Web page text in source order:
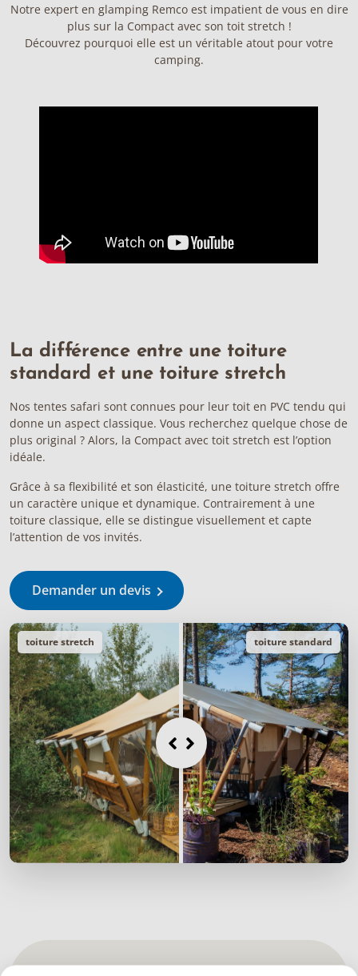
Notre expert en glamping Remco est impatient de vous en dire
plus sur la Compact avec son toit stretch !
Découvrez pourquoi elle est un véritable atout pour votre
camping.
toiture stretch toiture standard
La différence entre une toiture
standard et une toiture stretch
Nos tentes safari sont connues pour leur toit en PVC tendu qui
donne un aspect classique. Vous recherchez quelque chose de
plus original ? Alors, la Compact avec toit stretch est l’option
idéale.
Grâce à sa flexibilité et son élasticité, une toiture stretch offre
un caractère unique et dynamique. Contrairement à une
toiture classique, elle se distingue visuellement et capte
l’attention de vos invités.
Demander un devis